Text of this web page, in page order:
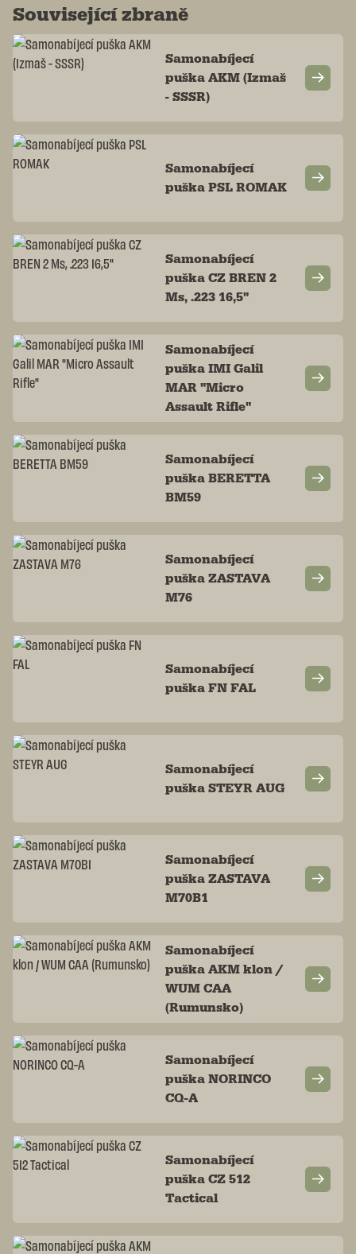
Související zbraně
Samonabíjecí
puška AKM (Izmaš
- SSSR)
Samonabíjecí
puška PSL ROMAK
Samonabíjecí
puška CZ BREN 2
Ms, .223 16,5"
Samonabíjecí
puška IMI Galil
MAR "Micro
Assault Rifle"
Samonabíjecí
puška BERETTA
BM59
Samonabíjecí
puška ZASTAVA
M76
Samonabíjecí
puška FN FAL
Samonabíjecí
puška STEYR AUG
Samonabíjecí
puška ZASTAVA
M70B1
Samonabíjecí
puška AKM klon /
WUM CAA
(Rumunsko)
Samonabíjecí
puška NORINCO
CQ-A
Samonabíjecí
puška CZ 512
Tactical